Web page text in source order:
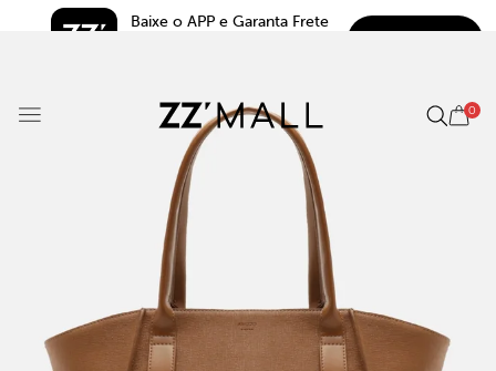
Baixe o APP e Garanta Frete
0